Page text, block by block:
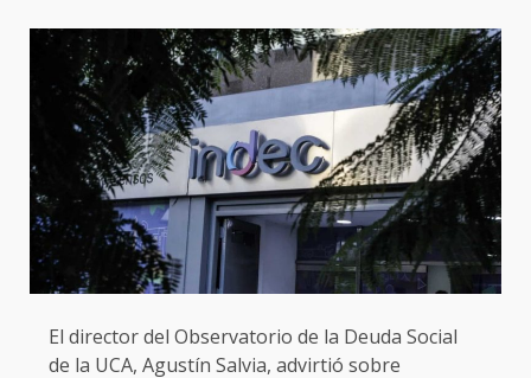
El director del Observatorio de la Deuda Social
de la UCA, Agustín Salvia, advirtió sobre